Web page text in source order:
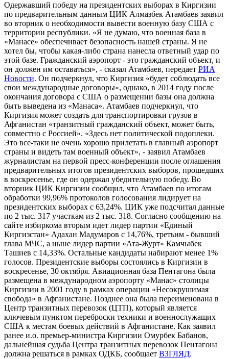
Одержавший победу на президентских выборах в Киргизии
по предварительным данным ЦИК Алмазбек Атамбаев заявил
во вторник о необходимости вывести военную базу США с
территории республики. «Я не думаю, что военная база в
«Манасе» обеспечивает безопасность нашей страны. Я не
хотел бы, чтобы какая-либо страна нанесла ответный удар по
этой базе. Гражданский аэропорт - это гражданский объект, и
он должен им оставаться», - сказал Атамбаев, передает РИА
Новости. Он подчеркнул, что Киргизия «будет соблюдать все
свои международные договоры», однако, в 2014 году после
окончания договора с США о размещении базы она должна
быть выведена из «Манаса». Атамбаев подчеркнул, что
Киргизия может создать для транспортировки грузов в
Афганистан «транзитный гражданский объект, может быть,
совместно с Россией». «Здесь нет политической подоплеки.
Это все-таки не очень хорошо прилетать в главный аэропорт
страны и видеть там военный объект», - заявил Атамбаев
журналистам на первой пресс-конференции после оглашения
предварительных итогов президентских выборов, прошедших
в воскресенье, где он одержал убедительную победу. Во
вторник ЦИК Киргизии сообщил, что Атамбаев по итогам
обработки 99,96% протоколов голосования лидирует на
президентских выборах с 63,24%. ЦИК уже подсчитал данные
по 2 тыс. 317 участкам из 2 тыс. 318. Согласно сообщению на
сайте избиркома вторым идет лидер партии «Единый
Киргизстан» Адахан Мадумаров с 14,76%, третьим - бывший
глава МЧС, а ныне лидер партии «Ата-Журт» Камчыбек
Ташиев с 14,33%. Остальные кандидаты набирают менее 1%
голосов. Президентские выборы состоялись в Киргизии в
воскресенье, 30 октября. Авиационная база Пентагона была
размещена в международном аэропорту «Манас» столицы
Киргизии в 2001 году в рамках операции «Несокрушимая
свобода» в Афганистане. Позднее она была переименована в
Центр транзитных перевозок (ЦТП), который является
ключевым пунктом переброски техники и военнослужащих
США к местам боевых действий в Афганистане. Как заявил
ранее и.о. премьер-министра Киргизии Омурбек Бабанов,
дальнейшая судьба Центра транзитных перевозок Пентагона
должна решаться в рамках ОДКБ, сообщает ВЗГЛЯД.